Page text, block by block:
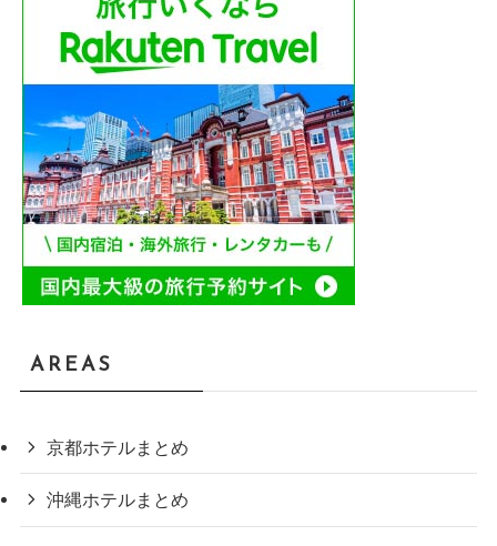
AREAS
京都ホテルまとめ
沖縄ホテルまとめ